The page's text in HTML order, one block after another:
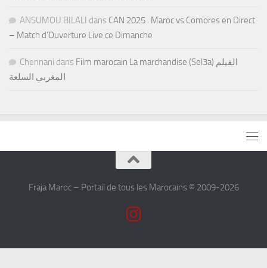
ANSUMOU BILALI dans CAN 2025 : Maroc vs Comores en Direct
– Match d’Ouverture Live ce Dimanche
Chennani dans Film marocain La marchandise (Sel3a) الفيلم
المغربي السلعة
Fraja Maroc – Portail de tous les Marocains © 2009-2026